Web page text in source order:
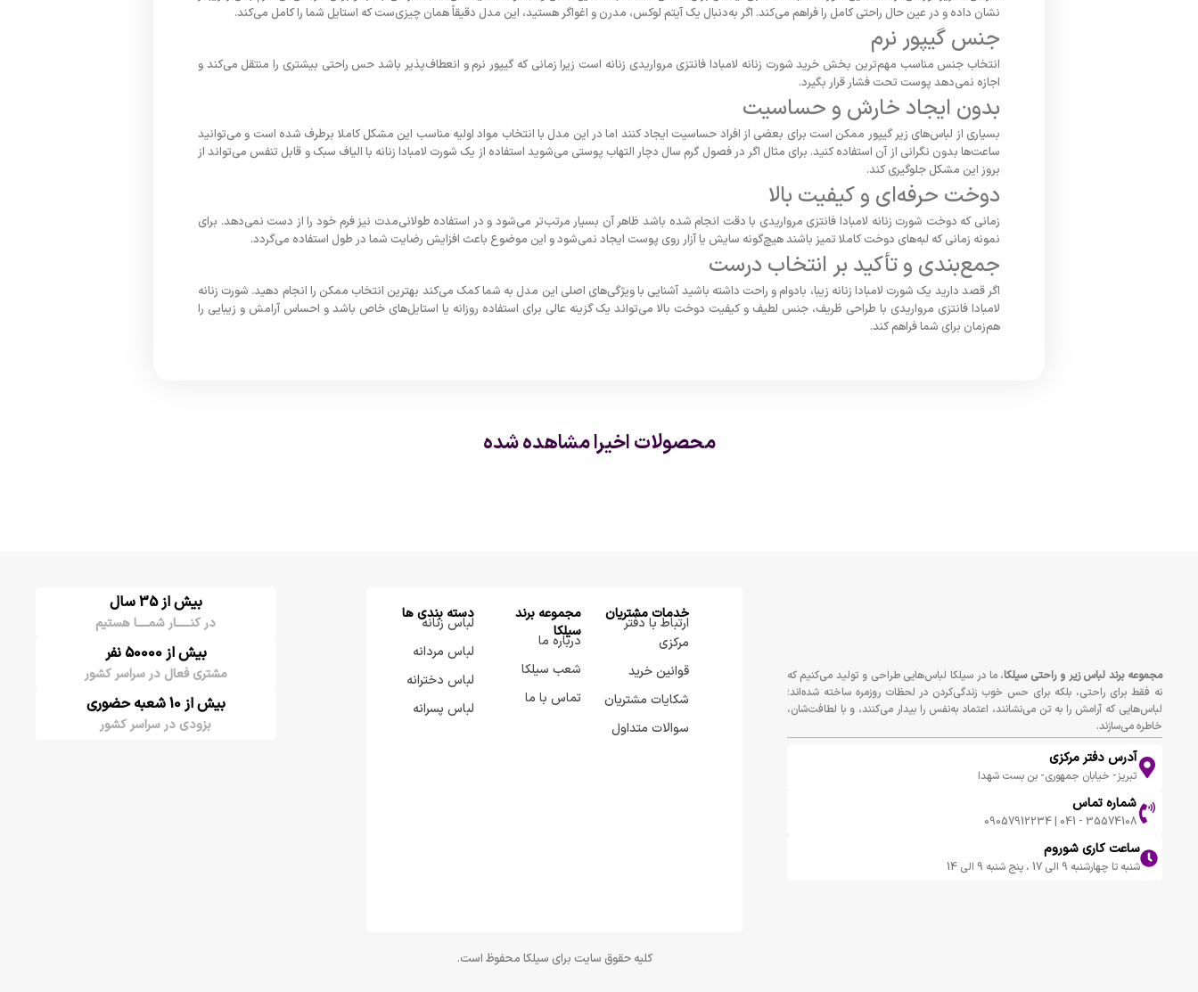
نشان داده و در عین حال راحتی کامل را فراهم می‌کند. اگر به‌دنبال یک آیتم لوکس، مدرن و اغواگر هستید، این مدل دقیقاً همان چیزی‌ست که استایل شما را کامل می‌کند.
جنس گیپور نرم
انتخاب جنس مناسب مهم‌ترین بخش خرید شورت زنانه لامبادا فانتزی مرواریدی زنانه است زیرا زمانی که گیپور نرم و انعطاف‌پذیر باشد حس راحتی بیشتری را منتقل می‌کند و
اجازه نمی‌دهد پوست تحت فشار قرار بگیرد.
بدون ایجاد خارش و حساسیت
بسیاری از لباس‌های زیر گیپور ممکن است برای بعضی از افراد حساسیت ایجاد کنند اما در این مدل با انتخاب مواد اولیه مناسب این مشکل کاملا برطرف شده است و می‌توانید
ساعت‌ها بدون نگرانی از آن استفاده کنید. برای مثال اگر در فصول گرم سال دچار التهاب پوستی می‌شوید استفاده از یک شورت لامبادا زنانه با الیاف سبک و قابل تنفس می‌تواند از
بروز این مشکل جلوگیری کند.
دوخت حرفه‌ای و کیفیت بالا
زمانی که دوخت شورت زنانه لامبادا فانتزی مرواریدی با دقت انجام شده باشد ظاهر آن بسیار مرتب‌تر می‌شود و در استفاده طولانی‌مدت نیز فرم خود را از دست نمی‌دهد. برای
نمونه زمانی که لبه‌های دوخت کاملا تمیز باشند هیچ‌گونه سایش یا آزار روی پوست ایجاد نمی‌شود و این موضوع باعث افزایش رضایت شما در طول استفاده می‌گردد.
جمع‌بندی و تأکید بر انتخاب درست
اگر قصد دارید یک شورت لامبادا زنانه زیبا، بادوام و راحت داشته باشید آشنایی با ویژگی‌های اصلی این مدل به شما کمک می‌کند بهترین انتخاب ممکن را انجام دهید. شورت زنانه
لامبادا فانتزی مرواریدی با طراحی ظریف، جنس لطیف و کیفیت دوخت بالا می‌تواند یک گزینه عالی برای استفاده روزانه یا استایل‌های خاص باشد و احساس آرامش و زیبایی را
هم‌زمان برای شما فراهم کند.
محصولات اخیرا مشاهده شده
مجموعه برند لباس زير و راحتى سيلكا، ما در سیلکا لباس‌هایی طراحی و تولید می‌کنیم که
نه فقط برای راحتی، بلکه برای حس خوب زندگی‌کردن در لحظات روزمره ساخته شده‌اند؛
لباس‌هایی که آرامش را به تن می‌نشانند، اعتماد به‌نفس را بیدار می‌کنند، و با لطافت‌شان،
خاطره می‌سازند.
آدرس دفتر مرکزی
تبریز- خیابان جمهوری- بن بست شهدا
شماره تماس
35574108 - 041 | 09057912234
ساعت کاری شوروم
شنبه تا چهارشنبه 9 الی 17 ، پنج شنبه 9 الی 14
خدمات مشتریان
ارتباط با دفتر
مرکزی
قوانین خرید
شکایات مشتریان
سوالات متداول
مجموعه برند
سيلكا
درباره ما
شعب سیلکا
تماس با ما
دسته بندی ها
لباس زنانه
لباس مردانه
لباس دخترانه
لباس پسرانه
بیش از 35 سال
در کنـــــار شمــــا هستیم
بیش از 50000 نفر
مشتری فعال در سراسر کشور
بیش از 10 شعبه حضوری
بزودی در سراسر کشور
کلیه حقوق سایت برای سیلکا محفوظ است.